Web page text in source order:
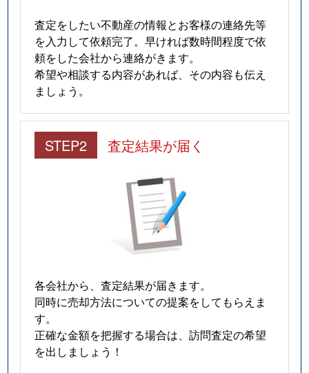
査定をしたい不動産の情報とお客様の連絡先等
を入力して依頼完了。早ければ数時間程度で依
頼をした会社から連絡がきます。
希望や相談する内容があれば、その内容も伝え
ましょう。
STEP2 査定結果が届く
各会社から、査定結果が届きます。
同時に売却方法についての提案をしてもらえま
す。
正確な金額を把握する場合は、訪問査定の希望
を出しましょう！